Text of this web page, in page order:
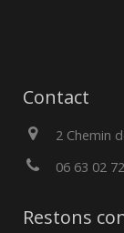
Contact
2 Chemin
06 63 02
Restons